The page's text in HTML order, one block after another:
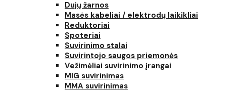
Dujų žarnos
Masės kabeliai / elektrodų laikikliai
Reduktoriai
Spoteriai
Suvirinimo stalai
Suvirintojo saugos priemonės
Vežimėliai suvirinimo įrangai
MIG suvirinimas
MMA suvirinimas